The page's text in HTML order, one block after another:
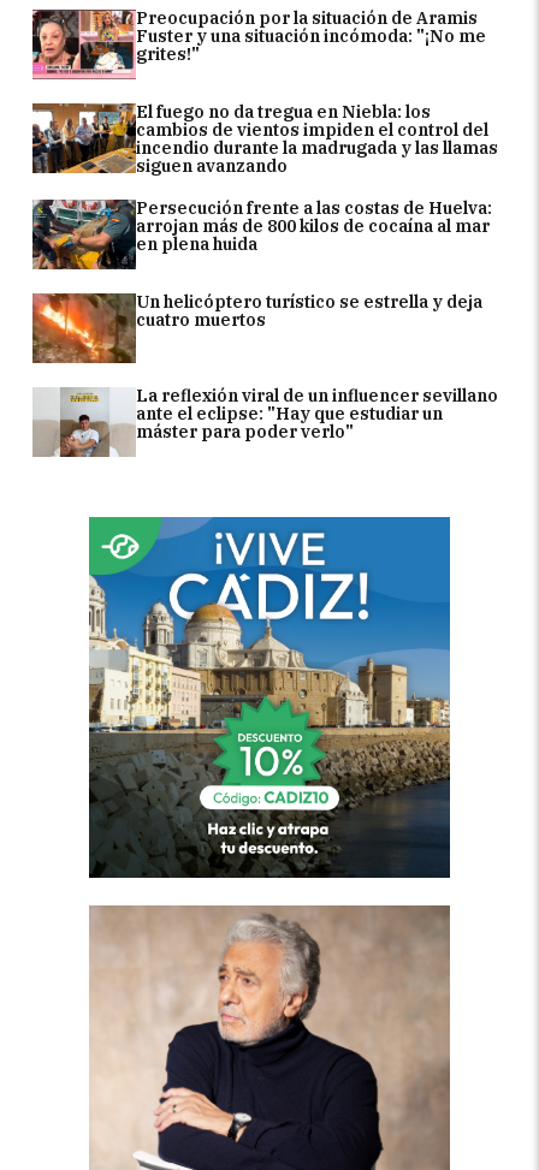
Preocupación por la situación de Aramis
Fuster y una situación incómoda: "¡No me
grites!"
El fuego no da tregua en Niebla: los
cambios de vientos impiden el control del
incendio durante la madrugada y las llamas
siguen avanzando
Persecución frente a las costas de Huelva:
arrojan más de 800 kilos de cocaína al mar
en plena huida
Un helicóptero turístico se estrella y deja
cuatro muertos
La reflexión viral de un influencer sevillano
ante el eclipse: "Hay que estudiar un
máster para poder verlo"